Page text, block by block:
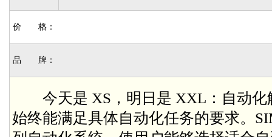
价 格：
品 牌：
今天是 XS，明日是 XXL：自动化
始终能满足具体自动化任务的要求。